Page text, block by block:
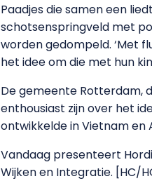
Paadjes die samen een
schotsenspringveld met
worden gedompeld. ‘Met
het idee om die met hun
De gemeente Rotterdam,
enthousiast zijn over het
ontwikkelde in Vietnam en
Vandaag presenteert
Wijken en Integratie. [HC/